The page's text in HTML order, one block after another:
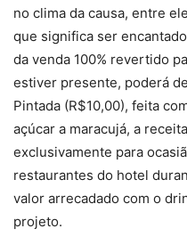
no clima da causa, entre
que significa ser
da venda 100% revertido
estiver presente, poderá
Pintada (R$10,00), feita
açúcar a maracujá, a
exclusivamente para
restaurantes do hotel
valor arrecadado com o
projeto.